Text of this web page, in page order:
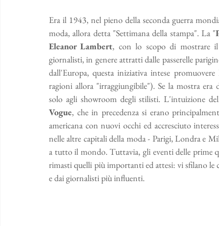
Era il 1943, nel pieno della seconda guerra
moda, allora detta "Settimana della stampa". La "
Eleanor Lambert, con lo scopo di mostrare
giornalisti, in genere attratti dalle passerelle
dall'Europa, questa iniziativa intese
ragioni allora "irraggiungibile"). Se la mostra era
Vogue, che in precedenza si erano
americana con nuovi occhi ed accresciuto
nelle altre capitali della moda - Parigi, Londra e
a tutto il mondo. Tuttavia, gli eventi delle prime
rimasti quelli più importanti ed attesi: vi sfilano le
e dai giornalisti più influenti.